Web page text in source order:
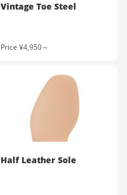
Vintage Toe Steel
Price ¥4,950～
Half Leather Sole